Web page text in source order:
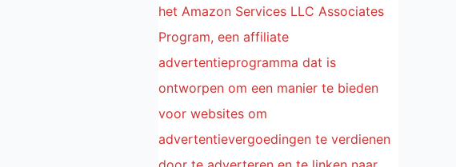
het Amazon Services LLC Associates
Program, een affiliate
advertentieprogramma dat is
ontworpen om een manier te bieden
voor websites om
advertentievergoedingen te verdienen